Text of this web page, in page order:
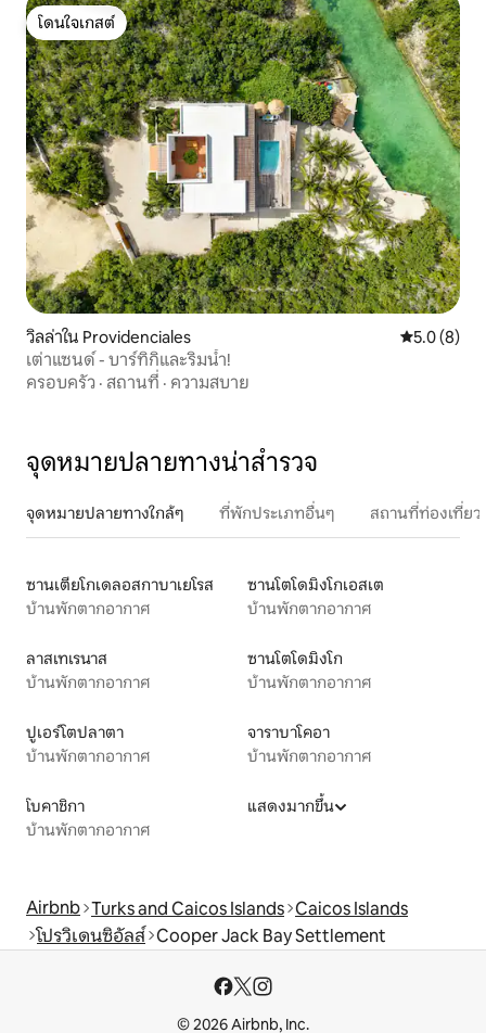
โดนใจเกสต์
โดนใจเกสต์
วิลล่าใน Providenciales คะแนนเฉลี่
5.0 (8)
เต่าแซนด์ - บาร์ทิกิและริมน้ำ!
ครอบครัว · สถานที่ · ความสบาย
จุดหมายปลายทางน่าสำรวจ
จุดหมายปลายทางใกล้ๆ ที่พักประเภทอื่นๆ สถานที่ท่องเที่ย
ซานเตียโกเดลอสกาบาเยโรส
บ้านพักตากอากาศ
ซานโตโดมิงโกเอสเต
บ้านพักตากอากาศ
ลาสเทเรนาส
บ้านพักตากอากาศ
ซานโตโดมิงโก
บ้านพักตากอากาศ
ปูเอร์โตปลาตา
บ้านพักตากอากาศ
จาราบาโคอา
บ้านพักตากอากาศ
โบคาชิกา
บ้านพักตากอากาศ
แสดงมากขึ้น
Airbnb Turks and Caicos Islands Caicos Islands
โปรวิเดนซิอัลส์ Cooper Jack Bay Settlement
© 2026 Airbnb, Inc.